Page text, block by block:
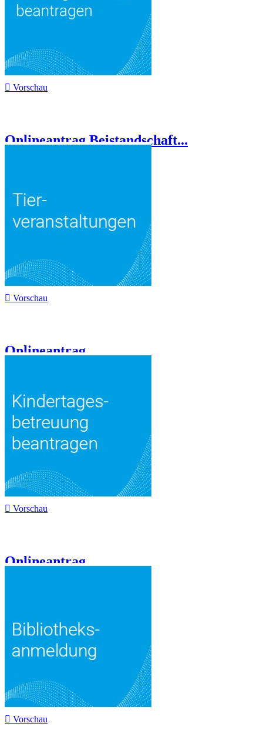
 Vorschau
Onlineantrag Beistandschaft...
 Vorschau
Onlineantrag...
 Vorschau
Onlineantrag...
 Vorschau